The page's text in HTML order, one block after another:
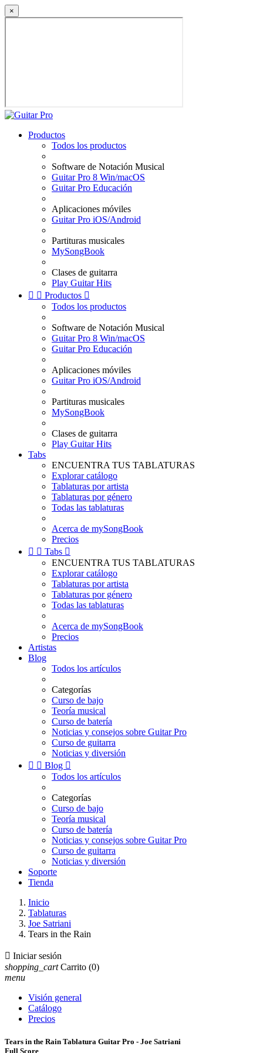
×
Productos
Todos los productos
Software de Notación Musical
Guitar Pro 8 Win/macOS
Guitar Pro Educación
Aplicaciones móviles
Guitar Pro iOS/Android
Partituras musicales
MySongBook
Clases de guitarra
Play Guitar Hits
  Productos 
Todos los productos
Software de Notación Musical
Guitar Pro 8 Win/macOS
Guitar Pro Educación
Aplicaciones móviles
Guitar Pro iOS/Android
Partituras musicales
MySongBook
Clases de guitarra
Play Guitar Hits
Tabs
ENCUENTRA TUS TABLATURAS
Explorar catálogo
Tablaturas por artista
Tablaturas por género
Todas las tablaturas
Acerca de mySongBook
Precios
  Tabs 
ENCUENTRA TUS TABLATURAS
Explorar catálogo
Tablaturas por artista
Tablaturas por género
Todas las tablaturas
Acerca de mySongBook
Precios
Artistas
Blog
Todos los artículos
Categorías
Curso de bajo
Teoría musical
Curso de batería
Noticias y consejos sobre Guitar Pro
Curso de guitarra
Noticias y diversión
  Blog 
Todos los artículos
Categorías
Curso de bajo
Teoría musical
Curso de batería
Noticias y consejos sobre Guitar Pro
Curso de guitarra
Noticias y diversión
Soporte
Tienda
Inicio
Tablaturas
Joe Satriani
Tears in the Rain
 Iniciar sesión
shopping_cart Carrito (0)
menu
Visión general
Catálogo
Precios
Tears in the Rain Tablatura Guitar Pro - Joe Satriani
Full Score